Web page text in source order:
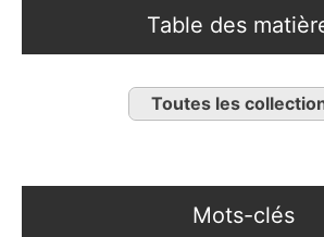
Table des
Toutes les
Mots-clés